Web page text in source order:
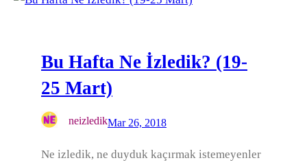
Bu Hafta Ne İzledik? (19-
25 Mart)
neizledikMar 26, 2018
Ne izledik, ne duyduk kaçırmak istemeyenler